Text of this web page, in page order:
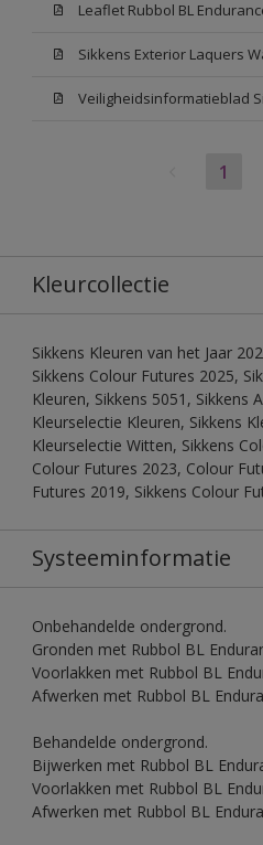
Leaflet Rubbol BL
1
Kleurcollectie
Sikkens Kleuren van het Jaar
Sikkens Colour Futures 2025,
Kleuren, Sikkens 5051, Sikkens
Kleurselectie Kleuren, Sikkens
Kleurselectie Witten, Sikkens
Colour Futures 2023, Colour
Futures 2019, Sikkens Colour
Systeeminformatie
Onbehandelde ondergrond.
Gronden met Rubbol BL
Voorlakken met Rubbol BL
Afwerken met Rubbol BL
Behandelde ondergrond.
Bijwerken met Rubbol BL
Voorlakken met Rubbol BL
Afwerken met Rubbol BL